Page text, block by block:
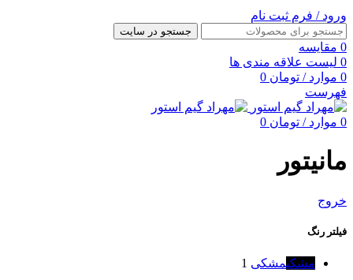
ورود / فرم ثبت نام
جستجو در سایت
0 مقایسه
0 لیست علاقه مندی ها
0 موارد / تومان
فهرست
0 موارد / تومان
مانیتور
خروج
فیلتر رنگ
مشکیمشکی 1